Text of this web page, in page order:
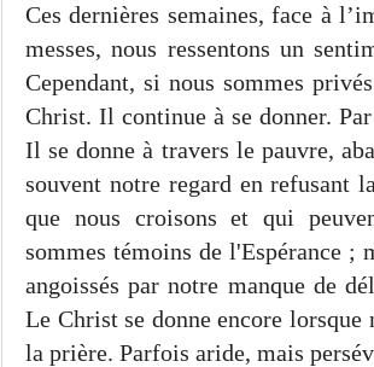
Ces dernières semaines, face à
messes, nous ressentons un
Cependant, si nous sommes
Christ. Il continue à se donner.
Il se donne à travers le pauvre,
souvent notre regard en refusant
que nous croisons et qui
sommes témoins de l'Espérance ;
angoissés par notre manque de
Le Christ se donne encore
la prière. Parfois aride, mais